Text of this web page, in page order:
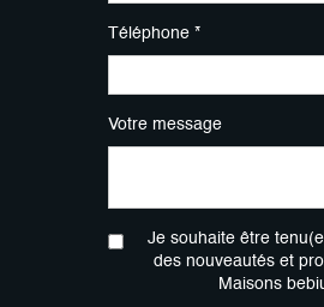
Téléphone *
Votre message
Je souhaite être
des nouveautés et
Maisons